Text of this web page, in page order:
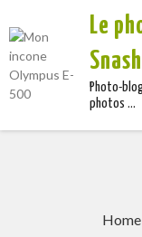
Le
Snash
Photo-
photos …
Home